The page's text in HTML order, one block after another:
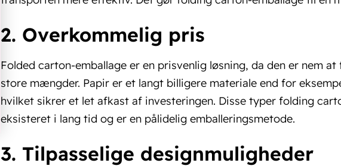
2. Overkommelig pris
Folded carton-emballage er en prisvenlig løsning, da den er nem
store mængder. Papir er et langt billigere materiale end for
hvilket sikrer et let afkast af investeringen. Disse typer folding
eksisteret i lang tid og er en pålidelig emballeringsmetode.
3. Tilpasselige designmuligheder